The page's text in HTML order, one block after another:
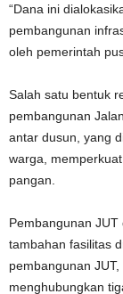
“Dana ini
pembangunan
oleh pemerintah
Salah satu bentuk
pembangunan
antar dusun, yang
warga,
pangan.
Pembangunan
tambahan fasilitas
pembangunan
menghubungkan